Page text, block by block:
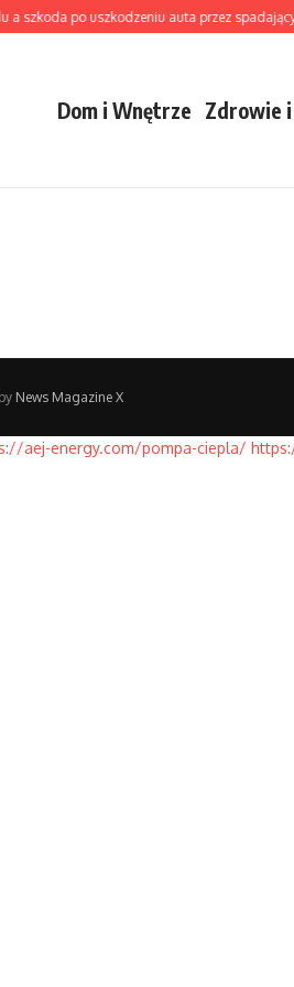
a szkoda po uszkodzeniu auta przez
Dom i Wnętrze Zdrowie
News Magazine X
aej-energy.com/pompa-ciepla/